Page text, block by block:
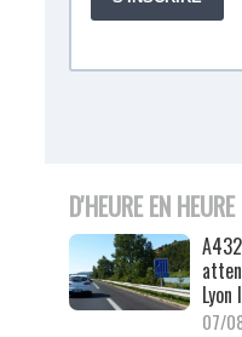
D'HEURE EN HEURE
07/